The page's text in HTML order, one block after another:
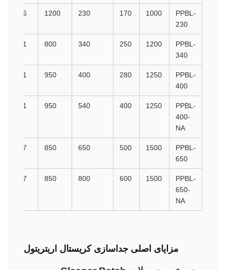
PPBL-
230
1000
170
230
1200
806
PPBL-
340
1200
250
340
800
431
PPBL-
400
1250
280
400
950
631
PPBL-
400-
NA
1250
400
540
950
631
PPBL-
650
1500
500
650
850
607
PPBL-
650-
NA
1500
600
800
850
607
مزایای اصلی جداسازی کریستال اریتریتول